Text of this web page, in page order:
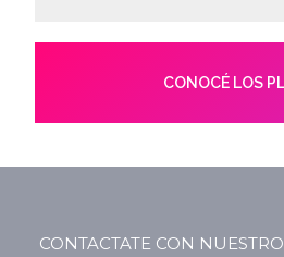
CONOCÉ LOS
CONTACTATE CON